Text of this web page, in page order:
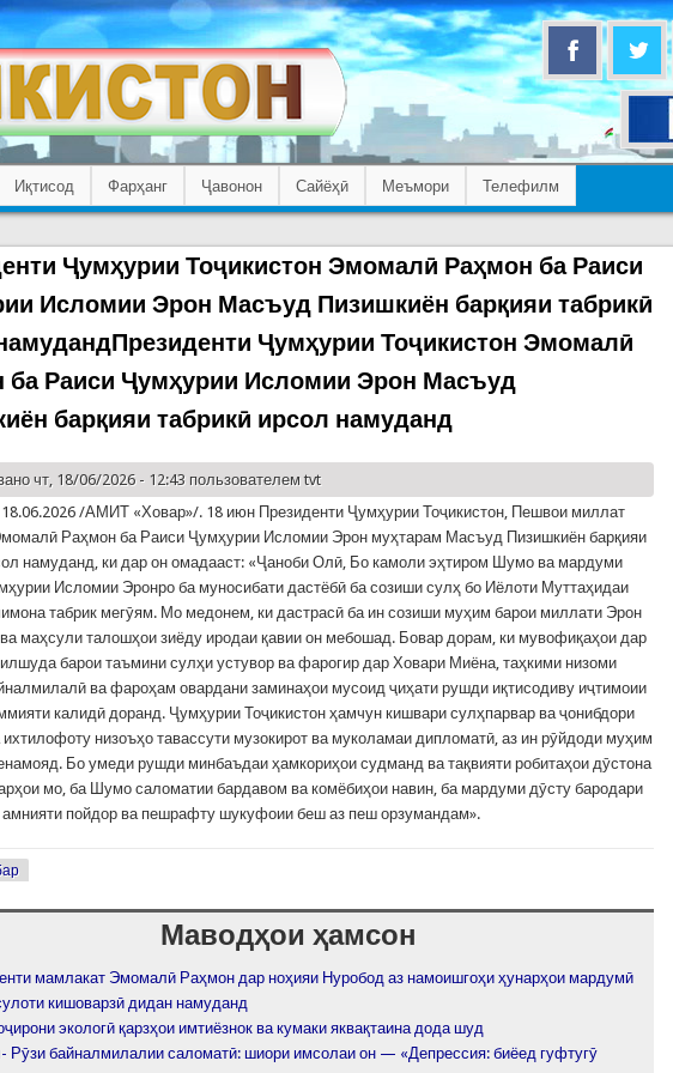
Иқтисод Фарҳанг Ҷавонон Сайёҳӣ Меъмори Телефилм
Ҷумҳурии Тоҷикистон Эмомалӣ Раҳмон ба Раиси
Исломии Эрон Масъуд Пизишкиён барқияи табрикӣ
Ҷумҳурии Тоҷикистон Эмомалӣ
ба Раиси Ҷумҳурии Исломии Эрон Масъуд
барқияи табрикӣ ирсол намуданд
чт, 18/06/2026 - 12:43 пользователемtvt
/АМИТ «Ховар»/. 18 июн Президенти Ҷумҳурии Тоҷикистон, Пешвои миллат
Раҳмон ба Раиси Ҷумҳурии Исломии Эрон муҳтарам Масъуд Пизишкиён барқияи
намуданд, ки дар он омадааст: «Ҷаноби Олӣ, Бо камоли эҳтиром Шумо ва мардуми
Исломии Эронро ба муносибати дастёбӣ ба созиши сулҳ бо Иёлоти Муттаҳидаи
табрик мегӯям. Мо медонем, ки дастрасӣ ба ин созиши муҳим барои миллати Эрон
маҳсули талошҳои зиёду иродаи қавии он мебошад. Бовар дорам, ки мувофиқаҳои дар
барои таъмини сулҳи устувор ва фарогир дар Ховари Миёна, таҳкими низоми
ва фароҳам овардани заминаҳои мусоид ҷиҳати рушди иқтисодиву иҷтимоии
калидӣ доранд. Ҷумҳурии Тоҷикистон ҳамчун кишвари сулҳпарвар ва ҷонибдори
низоъҳо тавассути музокирот ва муколамаи дипломатӣ, аз ин рӯйдоди муҳим
Бо умеди рушди минбаъдаи ҳамкориҳои судманд ва тақвияти робитаҳои дӯстона
мо, ба Шумо саломатии бардавом ва комёбиҳои навин, ба мардуми дӯсту бародари
амнияти пойдор ва пешрафту шукуфоии беш аз пеш орзумандам».
Маводҳои ҳамсон
мамлакат Эмомалӣ Раҳмон дар ноҳияи Нуробод аз намоишгоҳи ҳунарҳои мардумӣ
кишоварзӣ дидан намуданд
экологӣ қарзҳои имтиёзнок ва кумаки яквақтаина дода шуд
Рӯзи байналмилалии саломатӣ: шиори имсолаи он — «Депрессия: биёед гуфтугӯ